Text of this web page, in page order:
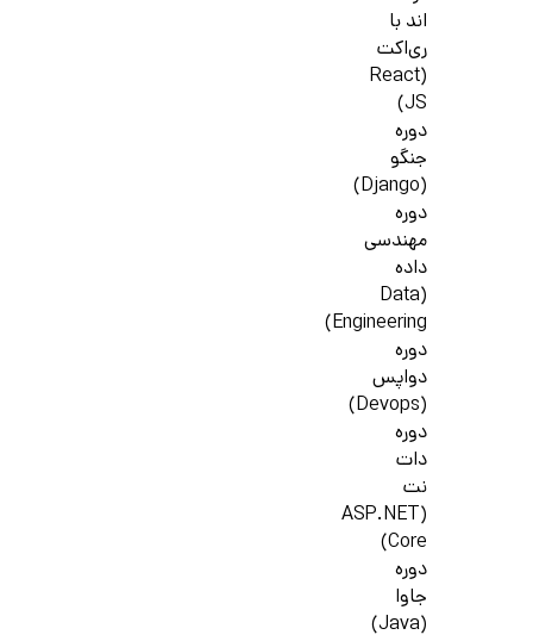
اند با
ری‌اکت
(React
JS)
دوره
جنگو
(Django)
دوره
مهندسی
داده
(Data
Engineering)
دوره
دواپس
(Devops)
دوره
دات
نت
(ASP.NET
Core)
دوره
جاوا
(Java)